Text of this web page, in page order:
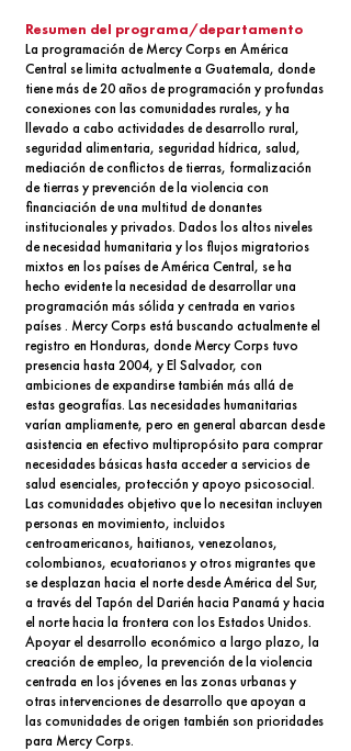
Resumen del programa/departamento
La programación de Mercy Corps en América
Central se limita actualmente a Guatemala, donde
tiene más de 20 años de programación y profundas
conexiones con las comunidades rurales, y ha
llevado a cabo actividades de desarrollo rural,
seguridad alimentaria, seguridad hídrica, salud,
mediación de conflictos de tierras, formalización
de tierras y prevención de la violencia con
financiación de una multitud de donantes
institucionales y privados. Dados los altos niveles
de necesidad humanitaria y los flujos migratorios
mixtos en los países de América Central, se ha
hecho evidente la necesidad de desarrollar una
programación más sólida y centrada en varios
países . Mercy Corps está buscando actualmente el
registro en Honduras, donde Mercy Corps tuvo
presencia hasta 2004, y El Salvador, con
ambiciones de expandirse también más allá de
estas geografías. Las necesidades humanitarias
varían ampliamente, pero en general abarcan desde
asistencia en efectivo multipropósito para comprar
necesidades básicas hasta acceder a servicios de
salud esenciales, protección y apoyo psicosocial.
Las comunidades objetivo que lo necesitan incluyen
personas en movimiento, incluidos
centroamericanos, haitianos, venezolanos,
colombianos, ecuatorianos y otros migrantes que
se desplazan hacia el norte desde América del Sur,
a través del Tapón del Darién hacia Panamá y hacia
el norte hacia la frontera con los Estados Unidos.
Apoyar el desarrollo económico a largo plazo, la
creación de empleo, la prevención de la violencia
centrada en los jóvenes en las zonas urbanas y
otras intervenciones de desarrollo que apoyan a
las comunidades de origen también son prioridades
para Mercy Corps.